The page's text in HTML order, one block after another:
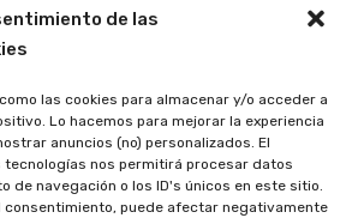
de las
las cookies para almacenar y/o acceder a
Lo hacemos para mejorar la experiencia
anuncios (no) personalizados. El
nos permitirá procesar datos
de navegación o los ID's únicos en este sitio.
consentimiento, puede afectar negativamente
de robo de identidad
minimizar los daños
incluir la cancelación
tarjetas y cuentas bancarias
de contraseñas y la